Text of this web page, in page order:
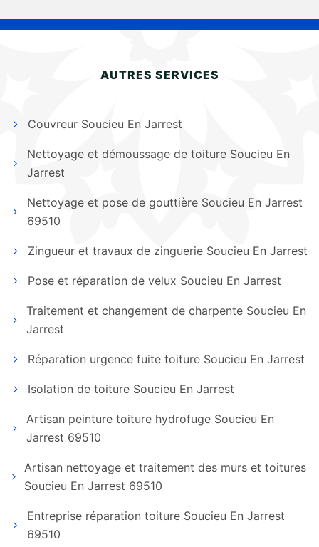
AUTRES SERVICES
Couvreur Soucieu En Jarrest
Nettoyage et démoussage de toiture Soucieu En
Jarrest
Nettoyage et pose de gouttière Soucieu En Jarrest
69510
Zingueur et travaux de zinguerie Soucieu En Jarrest
Pose et réparation de velux Soucieu En Jarrest
Traitement et changement de charpente Soucieu En
Jarrest
Réparation urgence fuite toiture Soucieu En Jarrest
Isolation de toiture Soucieu En Jarrest
Artisan peinture toiture hydrofuge Soucieu En
Jarrest 69510
Artisan nettoyage et traitement des murs et toitures
Soucieu En Jarrest 69510
Entreprise réparation toiture Soucieu En Jarrest
69510